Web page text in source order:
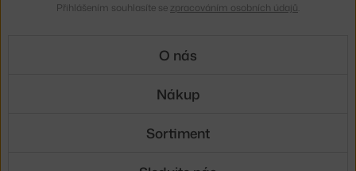
Přihlášením souhlasíte se zpracováním osobních údajů
O nás
Nákup
Sortiment